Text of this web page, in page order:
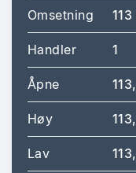
Omsetning
Handler 1
Åpne
Høy
Lav